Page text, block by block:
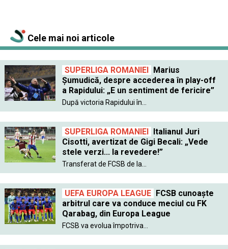
Cele mai noi articole
SUPERLIGA ROMANIEI Marius
Șumudică, despre accederea în play-off
a Rapidului: „E un sentiment de fericire”
După victoria Rapidului în...
SUPERLIGA ROMANIEI Italianul Juri
Cisotti, avertizat de Gigi Becali: „Vede
stele verzi... la revedere!”
Transferat de FCSB de la...
UEFA EUROPA LEAGUE FCSB cunoaște
arbitrul care va conduce meciul cu FK
Qarabag, din Europa League
FCSB va evolua împotriva...